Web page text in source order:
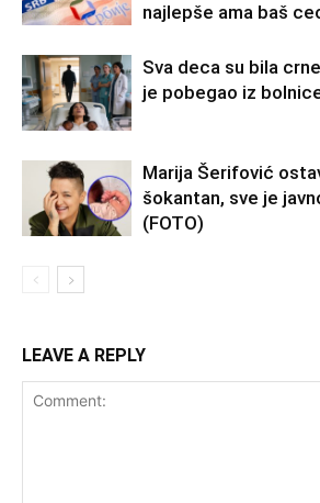
najlepše ama baš
Sva deca su bila
je pobegao iz
Marija Šerifović
šokantan, sve je
(FOTO)
LEAVE A REPLY